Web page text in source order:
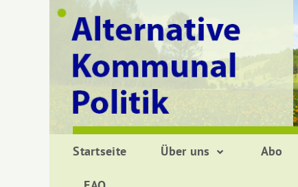
Zurück
zum
Inhalt
Startseite Über uns Abo